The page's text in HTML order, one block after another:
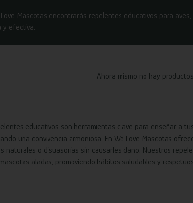
Love Mascotas encontrarás repelentes educativos para
y efectiva.
Ahora mismo no hay
educativos son herramientas clave para enseñar a
una convivencia armoniosa. En We Love Mascotas
naturales o disuasorias sin causarles daño. Nuestros
aladas, promoviendo hábitos saludables y